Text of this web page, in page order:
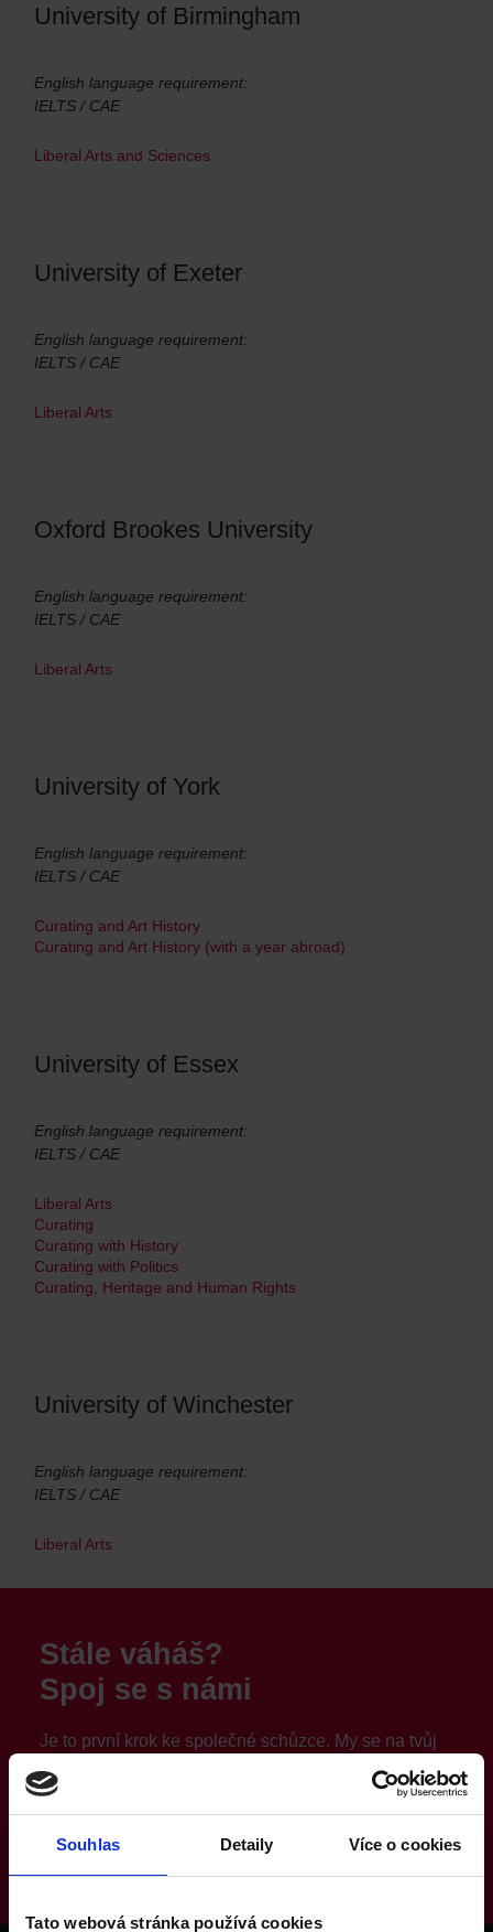
Souhlas Detaily Více o cookies
Tato webová stránka používá cookies
University of Birmingham
English language requirement:
IELTS / CAE
Liberal Arts and Sciences
University of Exeter
English language requirement:
IELTS / CAE
Liberal Arts
Oxford Brookes University
English language requirement:
IELTS / CAE
Liberal Arts
University of York
English language requirement:
IELTS / CAE
Curating and Art History
Curating and Art History (with a year abroad)
University of Essex
English language requirement:
IELTS / CAE
Liberal Arts
Curating
Curating with History
Curating with Politics
Curating, Heritage and Human Rights
University of Winchester
English language requirement:
IELTS / CAE
Liberal Arts
Stále váháš?
Spoj se s námi
Je to první krok ke společné schůzce. My se na tvůj
udělat a co nejdřív se ozveme zpátky. Tvoji rodiče s
námi budou v klidu, máme se čím pochlubit.